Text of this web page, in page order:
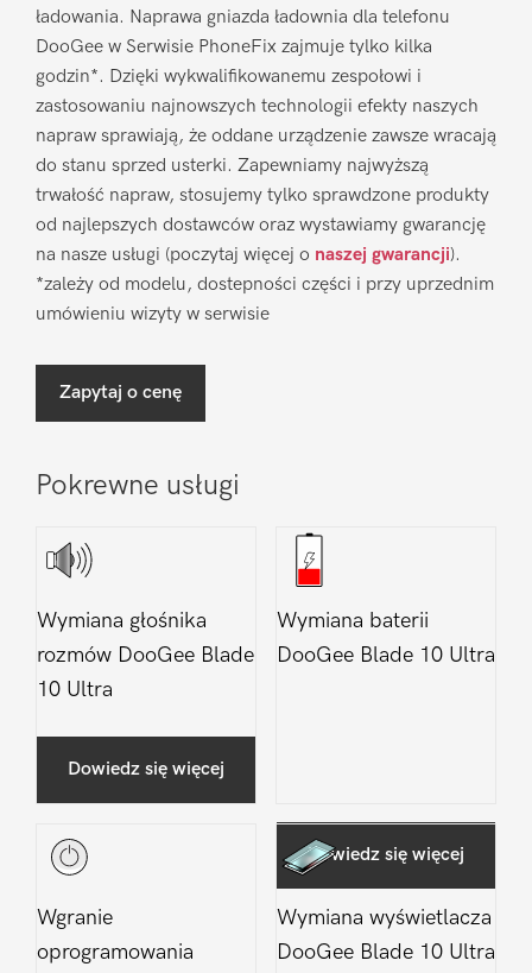
ładowania. Naprawa gniazda ładownia dla telefonu
DooGee w Serwisie PhoneFix zajmuje tylko kilka
godzin*. Dzięki wykwalifikowanemu zespołowi i
zastosowaniu najnowszych technologii efekty naszych
napraw sprawiają, że oddane urządzenie zawsze wracają
do stanu sprzed usterki. Zapewniamy najwyższą
trwałość napraw, stosujemy tylko sprawdzone produkty
od najlepszych dostawców oraz wystawiamy gwarancję
na nasze usługi (poczytaj więcej o naszej gwarancji).
*zależy od modelu, dostepności części i przy uprzednim
umówieniu wizyty w serwisie
Zapytaj o cenę
Pokrewne usługi
Wymiana głośnika
rozmów DooGee Blade
10 Ultra
Dowiedz się więcej
Wymiana baterii
DooGee Blade 10 Ultra
Dowiedz się więcej
Wgranie
oprogramowania
Wymiana wyświetlacza
DooGee Blade 10 Ultra